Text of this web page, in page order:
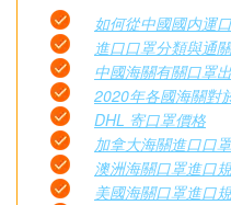
如何從中國國内運
進口口罩分類與通
中國海關有關口罩
2020年各國海關對
DHL 寄口罩價格
加拿大海關進口口
澳洲海關口罩進口
美國海關口罩進口